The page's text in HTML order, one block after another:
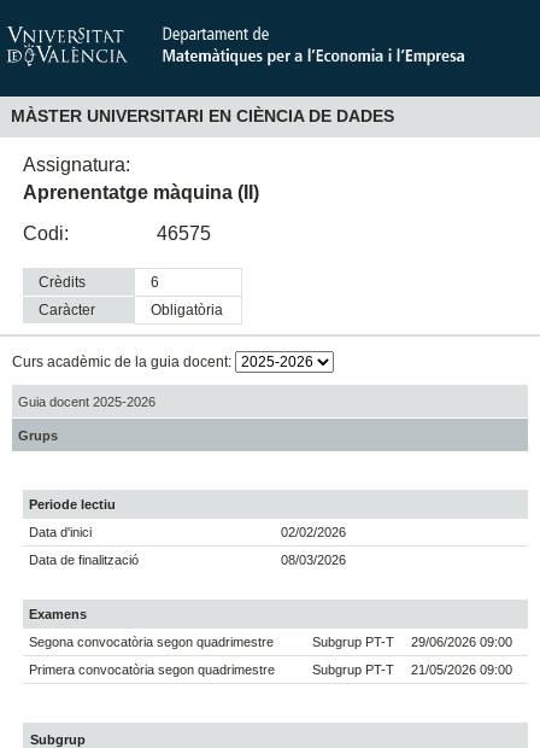
MÀSTER UNIVERSITARI EN CIÈNCIA DE DADES
Assignatura:
Aprenentatge màquina (II)
Codi:
46575
Crèdits
6
Caràcter
obligatòria
Curs acadèmic de la guia docent:
Guia docent 2025-2026
Grups
Periode lectiu
Data d'inici
02/02/2026
Data de finalització
08/03/2026
Examens
Segona convocatòria segon quadrimestre
Subgrup PT-T
29/06/2026 09:00
Primera convocatòria segon quadrimestre
Subgrup PT-T 21/05/2026 09:00
Subgrup